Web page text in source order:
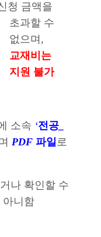
청 금액을
초과할 수
없으며 ,
교재비는
지원 불가
소속 ‘전공_
PDF 파일로
나 확인할 수
아니함